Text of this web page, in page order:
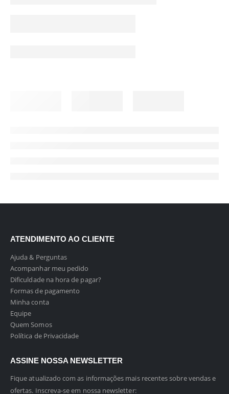
ATENDIMENTO AO CLIENTE
Ajuda & Perguntas
Acompanhar meu pedido
Dificuldade na hora de pagar?
Formas de pagamento
Minha conta
Equipe
Quem Somos
Política de Privacidade
ASSINE NOSSA NEWSLETTER
Fique atualizado com as informações mais recentes sobre vendas e
ofertas. Inscreva-se em nossa newsletter: